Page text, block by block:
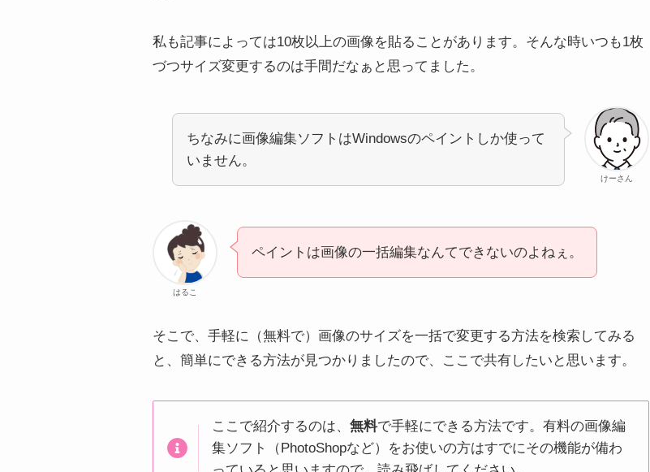
私も記事によっては10枚以上の画像を貼ることがあります。そんな時いつも1枚
づつサイズ変更するのは手間だなぁと思ってました。
けーさん
ちなみに画像編集ソフトはWindowsのペイントしか使って
いません。
はるこ
ペイントは画像の一括編集なんてできないのよねぇ。
そこで、手軽に（無料で）画像のサイズを一括で変更する方法を検索してみる
と、簡単にできる方法が見つかりましたので、ここで共有したいと思います。
ここで紹介するのは、無料で手軽にできる方法です。有料の画像編
集ソフト（PhotoShopなど）をお使いの方はすでにその機能が備わ